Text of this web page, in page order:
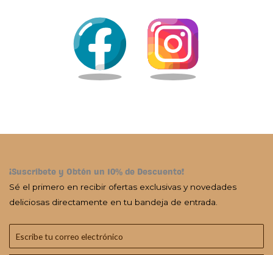
¡Suscríbete y Obtén un 10% de Descuento!
Sé el primero en recibir ofertas exclusivas y novedades
deliciosas directamente en tu bandeja de entrada.